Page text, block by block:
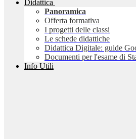
Didattica
Panoramica
Offerta formativa
I progetti delle classi
Le schede didattiche
Didattica Digitale: guide
Documenti per l'esame di
Info Utili